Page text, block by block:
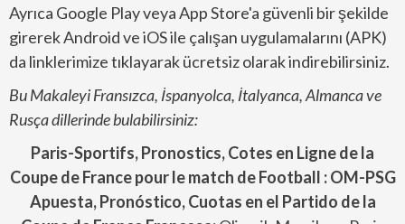
Ayrıca Google Play veya App Store'a güvenli bir şekilde
girerek Android ve iOS ile çalışan uygulamalarını (APK)
da linklerimize tıklayarak ücretsiz olarak indirebilirsiniz.
Bu Makaleyi Fransızca, İspanyolca, İtalyanca, Almanca ve
Rusça dillerinde bulabilirsiniz:
Paris-Sportifs, Pronostics, Cotes en Ligne de la
Coupe de France pour le match de Football : OM-PSG
Apuesta, Pronóstico, Cuotas en el Partido dela